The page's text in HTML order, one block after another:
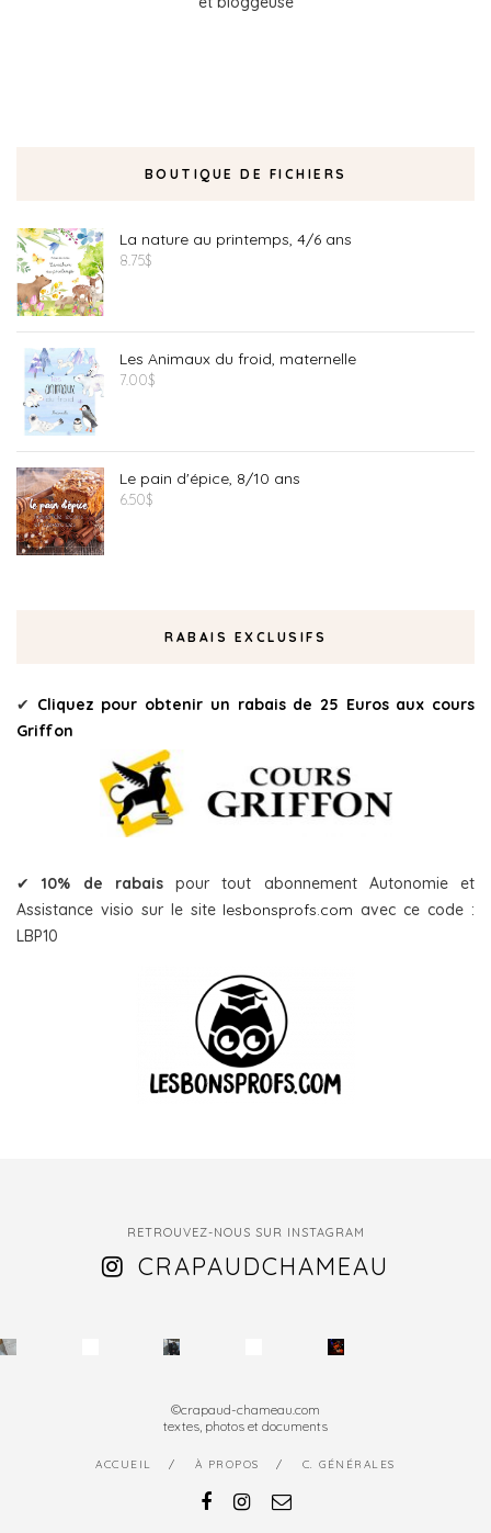
BOUTIQUE DE FICHIERS
La nature au printemps, 4/6 ans
8.75$
Les Animaux du froid, maternelle
7.00$
Le pain d'épice, 8/10 ans
6.50$
RABAIS EXCLUSIFS
✔ Cliquez pour obtenir un rabais de 25 Euros aux cours
Griffon
✔10% de rabaispour tout abonnement Autonomie et
Assistance visio sur le site lesbonsprofs.com avec ce code :
LBP10
RETROUVEZ-NOUS SUR INSTAGRAM
CRAPAUDCHAMEAU
©crapaud-chameau.com
textes, photos et documents
ACCUEIL À PROPOS C. GÉNÉRALES